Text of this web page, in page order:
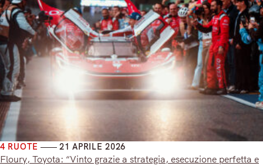
4 RUOTE 21 APRILE 2026
Floury, Toyota: “Vinto grazie a strategia, esecuzione perfetta e